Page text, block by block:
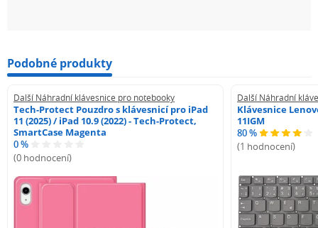
Podobné produkty
Další Náhradní klávesnice pro notebooky
Tech-Protect Pouzdro s klávesnicí pro iPad
11 (2025) / iPad 10.9 (2022) - Tech-Protect,
SmartCase Magenta
0 %
(0 hodnocení)
Další Náhradní
Klávesnice
11IGM
80 %
(1 hodnocení)